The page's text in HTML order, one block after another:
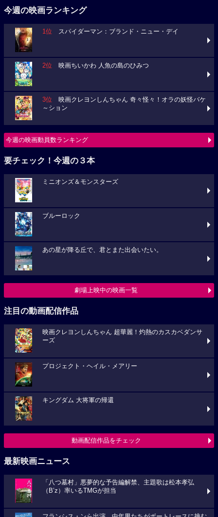
今週の映画ランキング
1位 スパイダーマン：ブランド・ニュー・デイ
2位 映画ちいかわ 人魚の島のひみつ
3位 映画クレヨンしんちゃん 奇々怪々！オラの妖怪バケ
～ション
今週の映画動員数ランキング
要チェック！今週の３本
ミニオンズ＆モンスターズ
ブルーロック
あの星が降る丘で、君とまた出会いたい。
劇場上映中の映画一覧
注目の動画配信作品
映画クレヨンしんちゃん 超華麗！灼熱のカスカベダンサ
ーズ
プロジェクト・ヘイル・メアリー
キングダム 大将軍の帰還
動画配信作品をチェック
最新映画ニュース
「八つ墓村」悪夢的な予告編解禁、主題歌は松本孝弘
（B’z）率いるTMGが担当